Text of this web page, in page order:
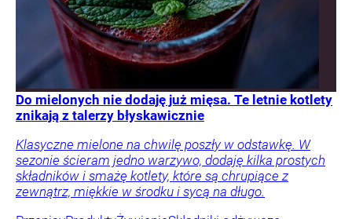
Do mielonych nie dodaję już mięsa. Te letnie kotlety
znikają z talerzy błyskawicznie
Klasyczne mielone na chwilę poszły w odstawkę. W
sezonie ścieram jedno warzywo, dodaję kilka prostych
składników i smażę kotlety, które są chrupiące z
zewnątrz, miękkie w środku i sycą na długo.